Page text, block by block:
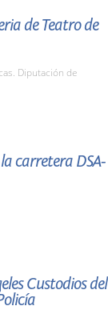
de Teatro de
Diputación de
carretera DSA-
Custodios del